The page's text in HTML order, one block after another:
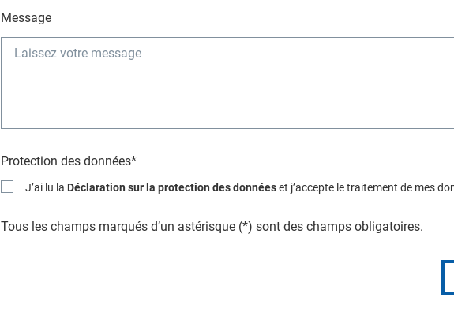
Message
Protection des données*
J’ai lu la Déclaration sur la protection des donnéeset j’accepte le traitement de mes
Tous les champs marqués d’un astérisque (*) sont des champs obligatoires.